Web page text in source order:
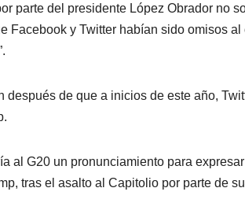
parte del presidente López Obrador no
Facebook y Twitter habían sido omisos
después de que a inicios de este año,
al G20 un pronunciamiento para
tras el asalto al Capitolio por parte de